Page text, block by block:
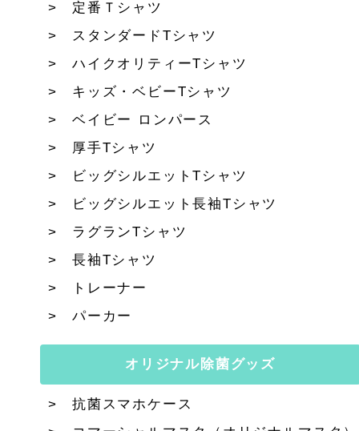
定番Ｔシャツ
スタンダードTシャツ
ハイクオリティーTシャツ
キッズ・ベビーTシャツ
ベイビー ロンパース
厚手Tシャツ
ビッグシルエットTシャツ
ビッグシルエット長袖Tシャツ
ラグランTシャツ
長袖Tシャツ
トレーナー
パーカー
オリジナル除菌グッズ
抗菌スマホケース